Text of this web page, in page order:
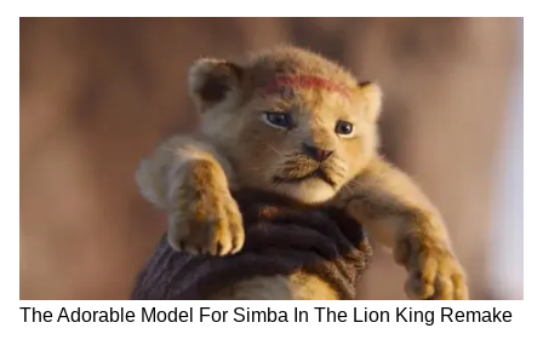
View post on Instagram
3 महीने के बच्चे के पेट में मिला 8
हफ्ते का भ्रूण, बरेली में डॉक्टर भी रह
रोनाही टोल पर रुकी स्पोर्ट्स कार,
अंदर मिला ऐसा सामान कि
अधिकारियों के उड़ गए होश